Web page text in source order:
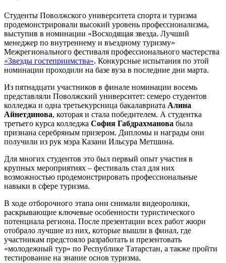
Студенты Поволжского университета спорта и туризма
продемонстрировали высокий уровень профессионализма,
выступив в номинации «Восходящая звезда. Лучший
менеджер по внутреннему и въездному туризму»
Межрегионального фестиваля профессионального мастерства
«Звезды гостеприимства». Конкурсные испытания по этой
номинации проходили на базе вуза в последние дни марта.
Из пятнадцати участников в финале номинации восемь
представляли Поволжский университет: семеро студентов
колледжа и одна третьекурсница бакалавриата Алина
Айнетдинова, которая и стала победителем. А студентка
третьего курса колледжа София Габдрахманова была
признана серебряным призером. Дипломы и награды они
получили из рук мэра Казани Ильсура Метшина.
Для многих студентов это был первый опыт участия в
крупных мероприятиях – фестиваль стал для них
возможностью продемонстрировать профессиональные
навыки в сфере туризма.
В ходе отборочного этапа они снимали видеоролики,
раскрывающие ключевые особенности туристического
потенциала региона. После презентации всех работ жюри
отобрало лучшие из них, которые вышли в финал, где
участникам предстояло разработать и презентовать
«молодежный тур» по Республике Татарстан, а также пройти
тестирование на знание основ туризма.